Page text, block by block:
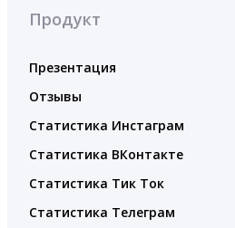
Продукт
Презентация
Отзывы
Статистика Инстаграм
Статистика ВКонтакте
Статистика Тик Ток
Статистика Телеграм